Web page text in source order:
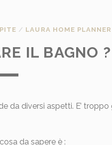
/ LAURA HOME PLANNER
IL BAGNO ?
diversi aspetti. E’
da sapere è :